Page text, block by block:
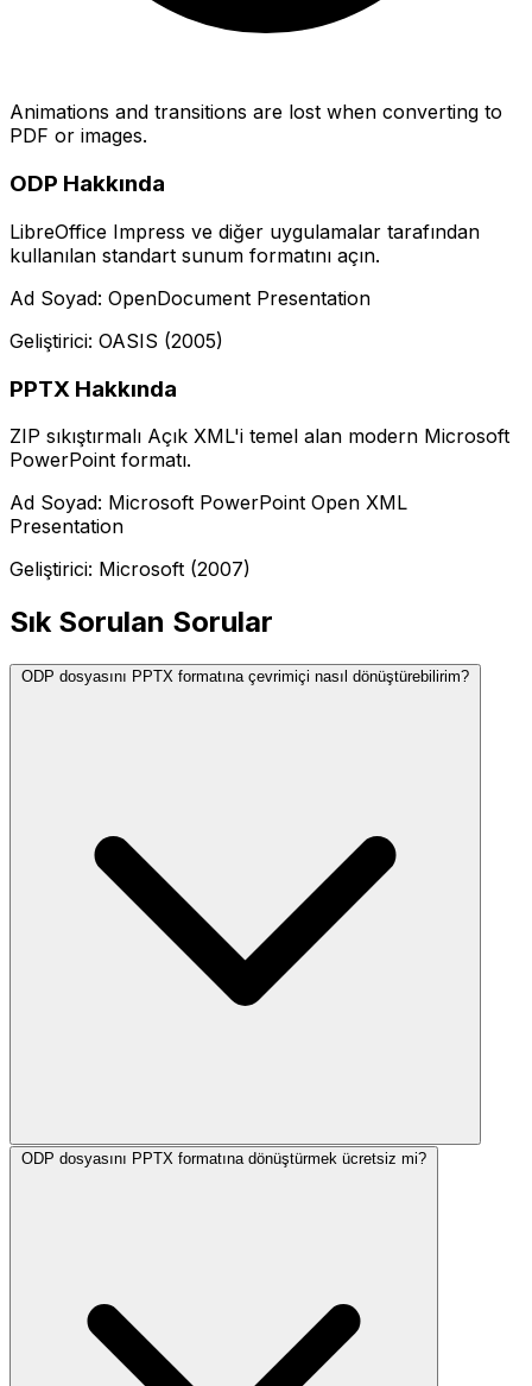
Animations and transitions are lost when converting to
PDF or images.
ODP Hakkında
LibreOffice Impress ve diğer uygulamalar tarafından
kullanılan standart sunum formatını açın.
Ad Soyad: OpenDocument Presentation
Geliştirici: OASIS (2005)
PPTX Hakkında
ZIP sıkıştırmalı Açık XML'i temel alan modern Microsoft
PowerPoint formatı.
Ad Soyad: Microsoft PowerPoint Open XML
Presentation
Geliştirici: Microsoft (2007)
Sık Sorulan Sorular
ODP dosyasını PPTX formatına çevrimiçi nasıl dönüştürebilirim?
ODP dosyasını PPTX formatına dönüştürmek ücretsiz mi?